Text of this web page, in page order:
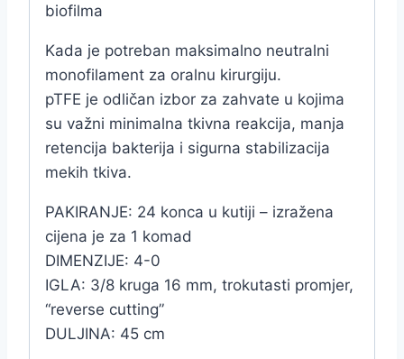
biofilma
Kada je potreban maksimalno neutralni
monofilament za oralnu kirurgiju.
pTFE je odličan izbor za zahvate u kojima
su važni minimalna tkivna reakcija, manja
retencija bakterija i sigurna stabilizacija
mekih tkiva.
PAKIRANJE: 24 konca u kutiji – izražena
cijena je za 1 komad
DIMENZIJE: 4-0
IGLA: 3/8 kruga 16 mm, trokutasti promjer,
“reverse cutting”
DULJINA: 45 cm